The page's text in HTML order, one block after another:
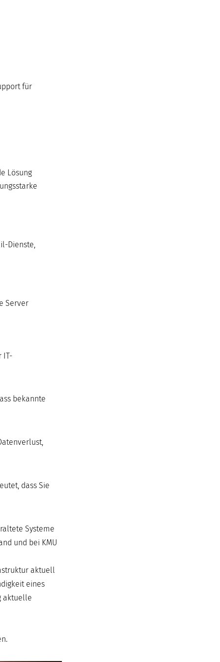
für
Lösung
Dienste,
Server
IT-
bekannte
dass Sie
Systeme
und bei KMU
aktuell
eines
aktuelle